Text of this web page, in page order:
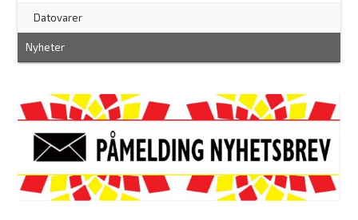
Datovarer
Nyheter